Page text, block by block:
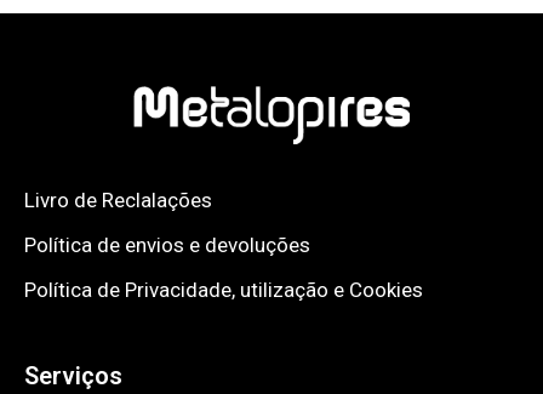
Livro de Reclalações
Política de envios e devoluções
Política de Privacidade, utilização e Cookies
Serviços